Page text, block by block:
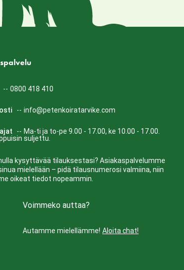
-- 0800 418 410
-- info@petenkoiratarvike.com
-- Ma-ti ja to-pe 9.00 - 17.00, ke 10.00 - 17.00.
suljettu.
kysyttävää tilauksestasi? Asiakaspalvelumme
mielellään – pidä tilausnumerosi valmiina, niin
oikeat tiedot nopeammin.
Voimmeko auttaa?
Autamme mielellämme! Aloita chat!